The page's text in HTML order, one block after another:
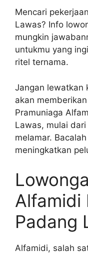
Mencari
Lawas? Info
mungkin
untukmu yang
ritel ternama.
Jangan lewatkan
akan
Pramuniaga
Lawas, mulai
melamar.
meningkatkan
Alfamidi
Padang
Alfamidi, salah